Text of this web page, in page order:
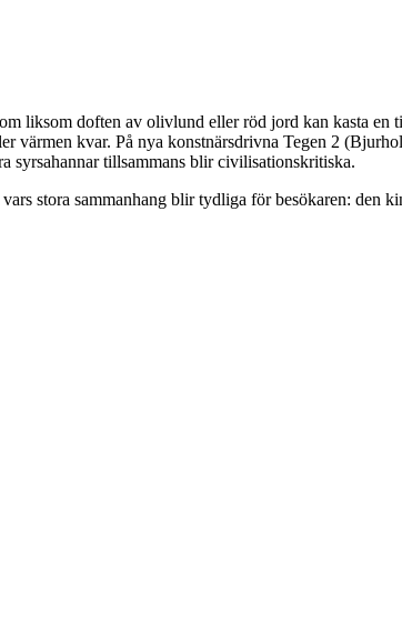
liksom doften av olivlund eller röd jord kan kasta
värmen kvar. På nya konstnärsdrivna Tegen 2
syrsahannar tillsammans blir civilisationskritiska.
stora sammanhang blir tydliga för besökaren: den